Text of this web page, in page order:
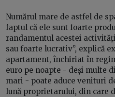
Numărul mare de astfel de
faptul că ele sunt foarte
randamentul acestei
sau foarte lucrativ”, explică
apartament, închiriat în
euro pe noapte - deși multe
mari - poate aduce venituri
lună proprietarului, din care